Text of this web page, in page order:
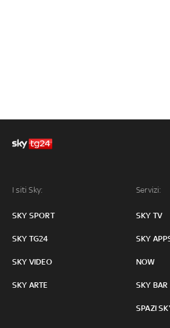
I siti Sky:
SKY SPORT
SKY TG24
SKY VIDEO
SKY ARTE
Servizi:
SKY TV
SKY
NOW
SKY BAR
SPAZI